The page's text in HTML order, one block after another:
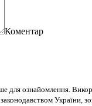
Коментар
для ознайомлення.
України,